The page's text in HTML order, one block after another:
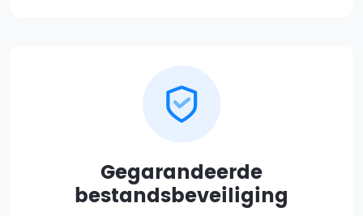
Gegarandeerde
bestandsbeveiliging